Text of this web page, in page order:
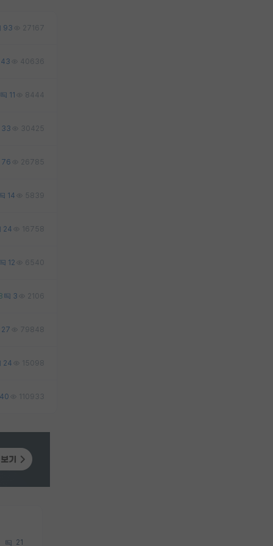
93 27167
43 40636
11 8444
33 30425
76 26785
14 5839
24 16758
12 6540
3 2106
27 79848
24 15098
40 110933
21